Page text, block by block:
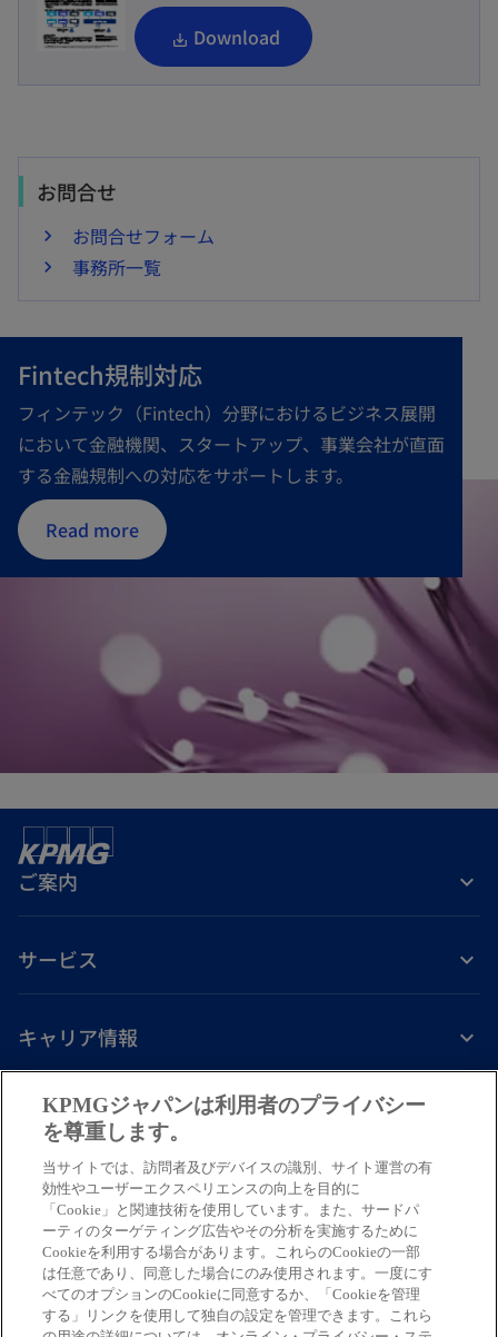
Download
新
し
お問合せ
お問合せフォーム
事務所一覧
Fintech規制対応
フィンテック（Fintech）分野におけるビジネス展開
において金融機関、スタートアップ、事業会社が直面
する金融規制への対応をサポートします。
Read more
ご案内
サービス
キャリア情報
し
い
タ
ブ
で
開
く
新
し
タ
ブ
で
開
く
し
タ
ブ
で
開
く
し
タ
ブ
で
開
く
し
タ
ブ
で
開
く
免責事項プライバシーポリシー
© 2026 KPMG AZSA LLC, a limited liability audit corporation
incorporated under the Japanese Certified Public Accountants Law and
a member firm of the KPMG global organization of independent member
firms affiliated with KPMG International Limited, a private English
company limited by guarantee. All rights reserved. © 2026 KPMG Tax
Corporation, a tax corporation incorporated under the Japanese CPTA
KPMGジャパンは利用者のプライバシー
を尊重します。
当サイトでは、訪問者及びデバイスの識別、サイト運営の有
効性やユーザーエクスペリエンスの向上を目的に
「Cookie」と関連技術を使用しています。また、サードパ
ーティのターゲティング広告やその分析を実施するために
Cookieを利用する場合があります。これらのCookieの一部
は任意であり、同意した場合にのみ使用されます。一度にす
べてのオプションのCookieに同意するか、「Cookieを管理
する」リンクを使用して独自の設定を管理できます。これら